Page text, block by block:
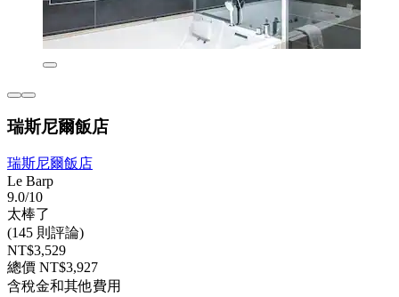
瑞斯尼爾飯店
瑞斯尼爾飯店
Le Barp
9.0/10
太棒了
(145 則評論)
NT$3,529
總價 NT$3,927
含稅金和其他費用